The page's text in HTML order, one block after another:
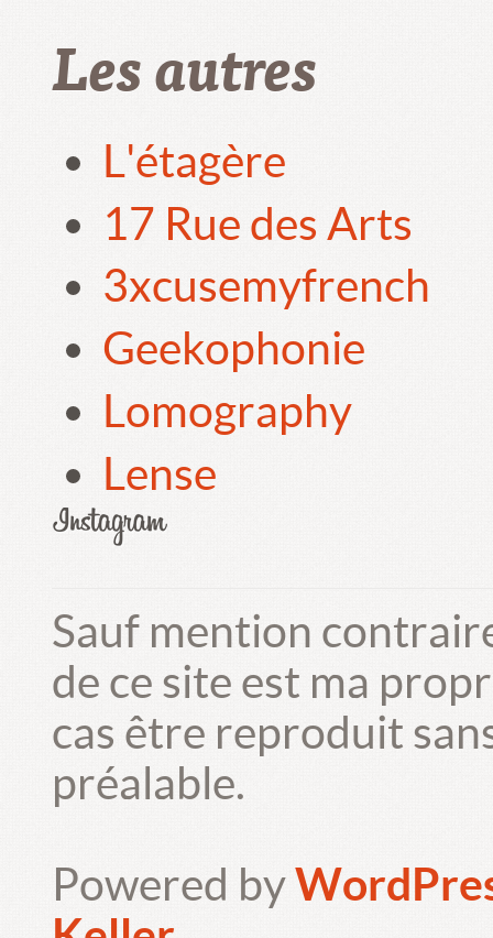
Les autres
L'étagère
17 Rue des Arts
3xcusemyfrench
Geekophonie
Lomography
Lense
Sauf mention
de ce site est ma
cas être reproduit
préalable.
Powered by